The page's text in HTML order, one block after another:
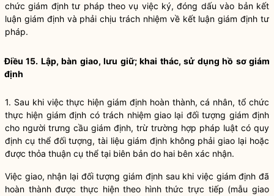
chức giám định tư pháp theo vụ việc ký, đóng dấu vào bản kết
luận giám định và phải chịu trách nhiệm về kết luận giám định tư
pháp.
Điều 15. Lập, bàn giao, lưu giữ; khai thác, sử dụng hồ sơ giám
định
1. Sau khi việc thực hiện giám định hoàn thành, cá nhân, tổ chức
thực hiện giám định có trách nhiệm giao lại đối tượng giám định
cho người trưng cầu giám định, trừ trường hợp pháp luật có quy
định cụ thể đối tượng, tài liệu giám định không phải giao lại hoặc
được thỏa thuận cụ thể tại biên bản do hai bên xác nhận.
Việc giao, nhận lại đối tượng giám định sau khi việc giám định đã
hoàn thành được thực hiện theo hình thức trực tiếp (mẫu giao